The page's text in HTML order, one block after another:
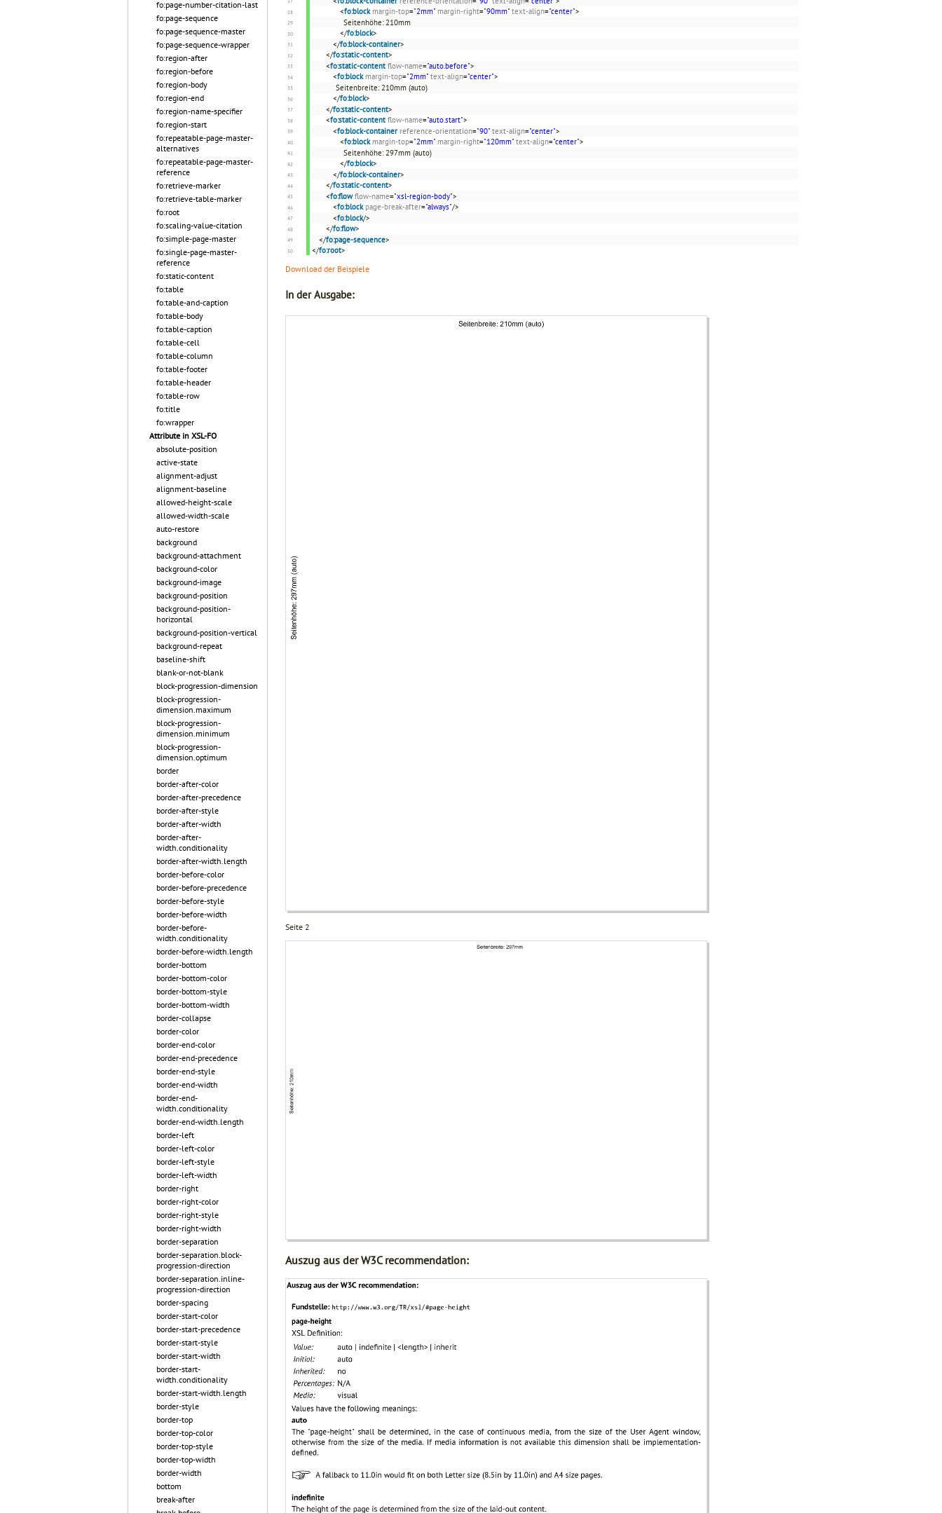
fo:page-number-citation-last
fo:page-sequence
fo:page-sequence-master
fo:page-sequence-wrapper
fo:region-after
fo:region-before
fo:region-body
fo:region-end
fo:region-name-specifier
fo:region-start
fo:repeatable-page-master-
alternatives
fo:repeatable-page-master-
reference
fo:retrieve-marker
fo:retrieve-table-marker
fo:root
fo:scaling-value-citation
fo:simple-page-master
fo:single-page-master-
reference
fo:static-content
fo:table
fo:table-and-caption
fo:table-body
fo:table-caption
fo:table-cell
fo:table-column
fo:table-footer
fo:table-header
fo:table-row
fo:title
fo:wrapper
Attribute in XSL-FO
absolute-position
active-state
alignment-adjust
alignment-baseline
allowed-height-scale
allowed-width-scale
auto-restore
background
background-attachment
background-color
background-image
background-position
background-position-
horizontal
background-position-vertical
background-repeat
baseline-shift
blank-or-not-blank
block-progression-dimension
block-progression-
dimension.maximum
block-progression-
dimension.minimum
block-progression-
dimension.optimum
border
border-after-color
border-after-precedence
border-after-style
border-after-width
border-after-
width.conditionality
border-after-width.length
border-before-color
border-before-precedence
border-before-style
border-before-width
border-before-
width.conditionality
border-before-width.length
border-bottom
border-bottom-color
border-bottom-style
border-bottom-width
border-collapse
border-color
border-end-color
border-end-precedence
border-end-style
border-end-width
border-end-
width.conditionality
border-end-width.length
border-left
border-left-color
border-left-style
border-left-width
border-right
border-right-color
border-right-style
border-right-width
border-separation
border-separation.block-
progression-direction
border-separation.inline-
progression-direction
border-spacing
border-start-color
border-start-precedence
border-start-style
border-start-width
border-start-
width.conditionality
border-start-width.length
border-style
border-top
border-top-color
border-top-style
border-top-width
border-width
bottom
break-after
<fo:block margin-top="2mm" margin-right="90mm" text-align="center">
Seitenhöhe: 210mm
</fo:block>
</fo:block-container>
</fo:static-content>
<fo:static-content flow-name="auto.before">
<fo:block margin-top="2mm" text-align="center">
Seitenbreite: 210mm (auto)
</fo:block>
</fo:static-content>
<fo:static-content flow-name="auto.start">
<fo:block-container reference-orientation="90" text-align="center">
<fo:block margin-top="2mm" margin-right="120mm" text-align="center">
Seitenhöhe: 297mm (auto)
</fo:block>
</fo:block-container>
</fo:static-content>
<fo:flow flow-name="xsl-region-body">
<fo:block page-break-after="always"/>
<fo:block/>
</fo:flow>
</fo:page-sequence>
</fo:root>
Download der Beispiele
In der Ausgabe:
Seite 2
Auszug aus der W3C recommendation: